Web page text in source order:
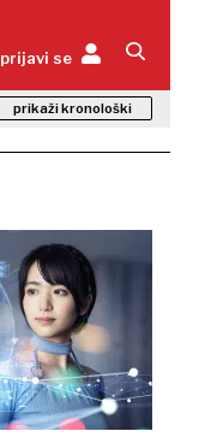
prijavi se
prikaži kronološki